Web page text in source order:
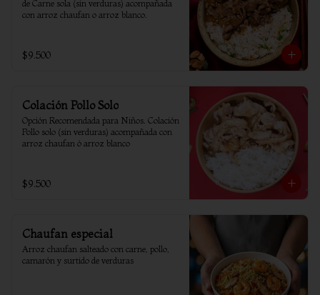
de Carne sola (sin verduras) acompañada
con arroz chaufan o arroz blanco.
$9.500
Colación Pollo Solo
Opción Recomendada para Niños. Colación
Pollo solo (sin verduras) acompañada con
arroz chaufan ó arroz blanco
$9.500
Chaufan especial
Arroz chaufan salteado con carne, pollo,
camarón y surtido de verduras